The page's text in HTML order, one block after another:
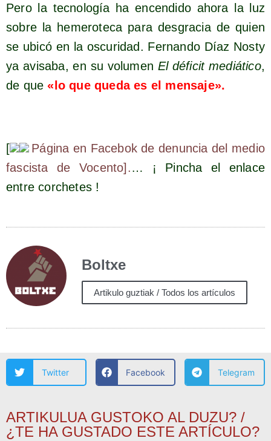
Pero la tec­no­lo­gía ha encen­di­do aho­ra la luz
sobre la heme­ro­te­ca para des­gra­cia de quien
se ubi­có en la oscu­ri­dad. Fer­nan­do Díaz Nosty
ya avi­sa­ba, en su volu­men El défi­cit mediá­ti­co,
de que «lo que que­da es el mensaje».
[
Pági­na en Face­bok de denun­cia del medio
fas­cis­ta de Vocen­to].… ¡ Pin­cha el enla­ce
entre corchetes !
Boltxe
Artikulo guztiak / Todos los artículos
Twitter Facebook Telegram
ARTIKULUA GUSTOKO AL DUZU? /
¿TE HA GUSTADO ESTE ARTÍCULO?